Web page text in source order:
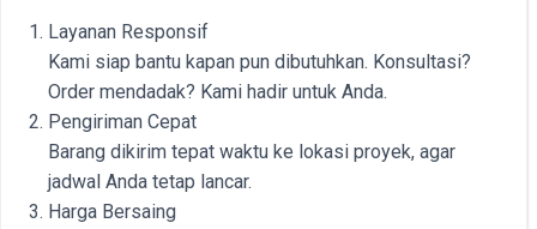
Layanan Responsif
Kami siap bantu kapan pun dibutuhkan. Konsultasi?
Order mendadak? Kami hadir untuk Anda.
Pengiriman Cepat
Barang dikirim tepat waktu ke lokasi proyek, agar
jadwal Anda tetap lancar.
Harga Bersaing